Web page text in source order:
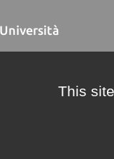
This